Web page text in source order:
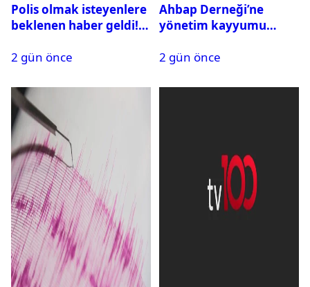
Polis olmak isteyenlere
beklenen haber geldi!
2 gün önce
Ahbap Derneği’ne
yönetim kayyumu
açıldı
2 gün önce